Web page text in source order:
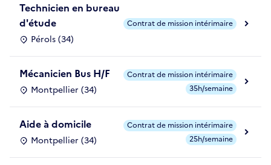
Technicien en bureau
d'étude
Pérols (34)
Contrat de mission intérimaire
Mécanicien Bus H/F
Montpellier (34)
Contrat de mission intérimaire
35h/semaine
Aide à domicile
Montpellier (34)
Contrat de mission intérimaire
25h/semaine